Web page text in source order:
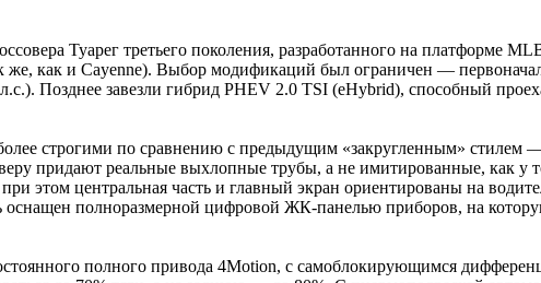
Туарег третьего поколения, разработанного на платформе
как и Cayenne). Выбор модификаций был ограничен —
Позднее завезли гибрид PHEV 2.0 TSI (eHybrid), способный
строгими по сравнению с предыдущим «закругленным» стилем
придают реальные выхлопные трубы, а не имитированные, как у
этом центральная часть и главный экран ориентированы на
полноразмерной цифровой ЖК-панелью приборов, на
полного привода 4Motion, с самоблокирующимся